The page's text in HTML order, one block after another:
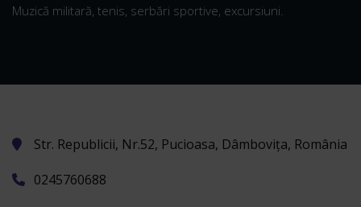
Muzică militară, tenis, serbări sportive, excursiuni.
Str. Republicii, Nr.52, Pucioasa, Dâmbovița, România
0245760688